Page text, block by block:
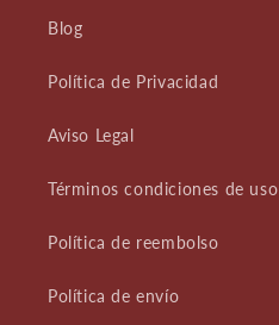
Blog
Política de Privacidad
Aviso Legal
Términos condiciones de uso
Política de reembolso
Política de envío